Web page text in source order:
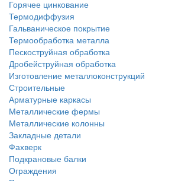
Горячее цинкование
Термодиффузия
Гальваническое покрытие
Термообработка металла
Пескоструйная обработка
Дробейструйная обработка
Изготовление металлоконструкций
Строительные
Арматурные каркасы
Металлические фермы
Металлические колонны
Закладные детали
Фахверк
Подкрановые балки
Ограждения